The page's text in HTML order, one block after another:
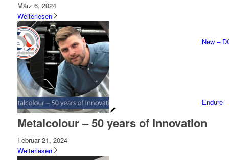
New –
Endure
März 6, 2024
Weiterlesen
Metalcolour – 50 years of Innovation
Februar 21, 2024
Weiterlesen